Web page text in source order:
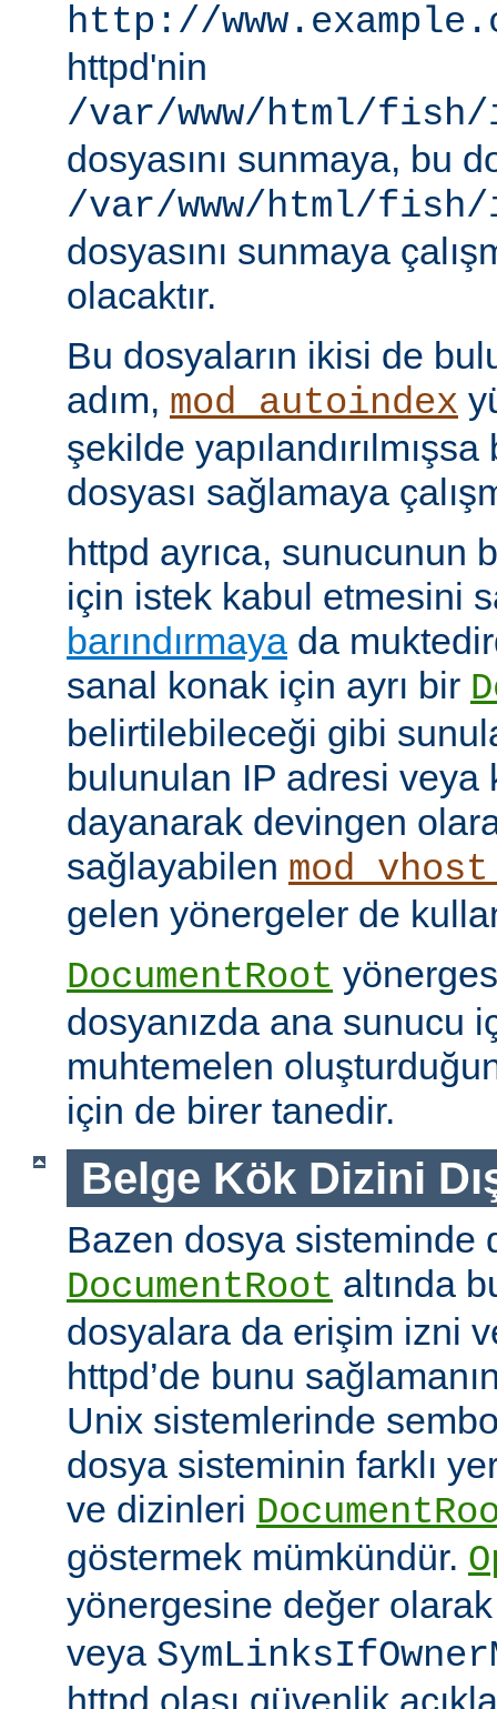
http://
httpd'nin
/var/www/html/
dosyasını sunmaya, bu
/var/www/html/fish/
dosyasını sunmaya
olacaktır.
Bu dosyaların ikisi de
adım, mod_autoindex
şekilde
dosyası sağlamaya
httpd ayrıca, sunucunun
için istek kabul etmesini
barındırmaya da
sanal konak için ayrı bir
belirtilebileceği gibi
bulunulan IP adresi veya
dayanarak devingen
sağlayabilen
gelen yönergeler de
DocumentRoot
dosyanızda ana sunucu
muhtemelen
için de birer tanedir.
Belge Kök Dizini
Bazen dosya sisteminde
DocumentRoot altında
dosyalara da erişim izni
httpd’de bunu
Unix sistemlerinde
dosya sisteminin farklı
ve dizinleri
göstermek mümkündür.
yönergesine değer
veya